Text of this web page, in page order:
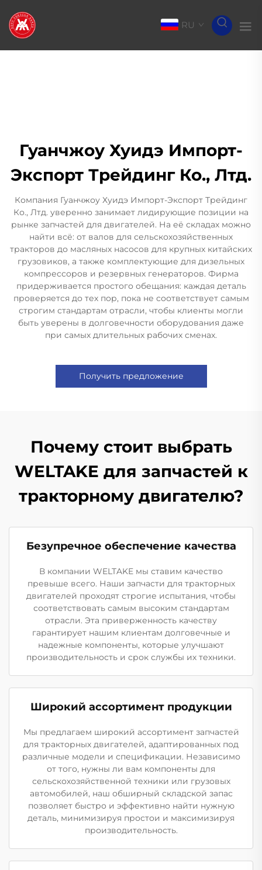
RU
Гуанчжоу Хуидэ Импорт-
Экспорт Трейдинг Ко., Лтд.
Компания Гуанчжоу Хуидэ Импорт-Экспорт Трейдинг
Ко., Лтд. уверенно занимает лидирующие позиции на
рынке запчастей для двигателей. На её складах можно
найти всё: от валов для сельскохозяйственных
тракторов до масляных насосов для крупных китайских
грузовиков, а также комплектующие для дизельных
компрессоров и резервных генераторов. Фирма
придерживается простого обещания: каждая деталь
проверяется до тех пор, пока не соответствует самым
строгим стандартам отрасли, чтобы клиенты могли
быть уверены в долговечности оборудования даже
при самых длительных рабочих сменах.
Получить предложение
Почему стоит выбрать
WELTAKE для запчастей к
тракторному двигателю?
Безупречное обеспечение качества
В компании WELTAKE мы ставим качество
превыше всего. Наши запчасти для тракторных
двигателей проходят строгие испытания, чтобы
соответствовать самым высоким стандартам
отрасли. Эта приверженность качеству
гарантирует нашим клиентам долговечные и
надежные компоненты, которые улучшают
производительность и срок службы их техники.
Широкий ассортимент продукции
Мы предлагаем широкий ассортимент запчастей
для тракторных двигателей, адаптированных под
различные модели и спецификации. Независимо
от того, нужны ли вам компоненты для
сельскохозяйственной техники или грузовых
автомобилей, наш обширный складской запас
позволяет быстро и эффективно найти нужную
деталь, минимизируя простои и максимизируя
производительность.